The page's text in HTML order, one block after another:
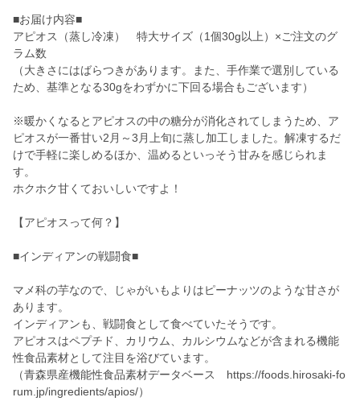
■お届け内容■
アピオス（蒸し冷凍） 特大サイズ（1個30g以上）×ご注文のグ
ラム数
（大きさにはばらつきがあります。また、手作業で選別している
ため、基準となる30gをわずかに下回る場合もございます）
※暖かくなるとアピオスの中の糖分が消化されてしまうため、ア
ピオスが一番甘い2月～3月上旬に蒸し加工しました。解凍するだ
けで手軽に楽しめるほか、温めるといっそう甘みを感じられま
す。
ホクホク甘くておいしいですよ！
【アピオスって何？】
■インディアンの戦闘食■
マメ科の芋なので、じゃがいもよりはピーナッツのような甘さが
あります。
インディアンも、戦闘食として食べていたそうです。
アピオスはペプチド、カリウム、カルシウムなどが含まれる機能
性食品素材として注目を浴びています。
（青森県産機能性食品素材データベース https://foods.hirosaki-fo
rum.jp/ingredients/apios/）